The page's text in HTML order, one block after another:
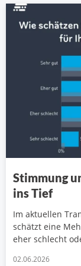
Stimmung
ins Tief
Im aktuellen
schätzt eine
eher schlecht
02.06.2026